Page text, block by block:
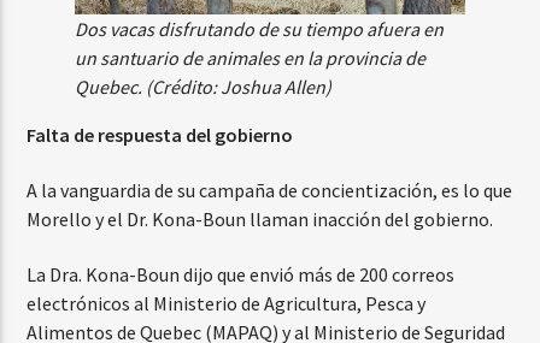
Dos vacas disfrutando de su tiempo afuera en
un santuario de animales en la provincia de
Quebec. (Crédito: Joshua Allen)
Falta de respuesta del gobierno
A la vanguardia de su campaña de concientización, es lo que
Morello y el Dr. Kona-Boun llaman inacción del gobierno.
La Dra. Kona-Boun dijo que envió más de 200 correos
electrónicos al Ministerio de Agricultura, Pesca y
Alimentos de Quebec (MAPAQ) y al Ministerio de Seguridad